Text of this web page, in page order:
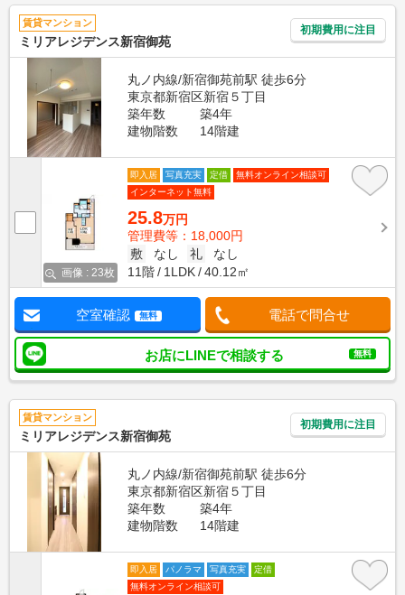
賃貸マンション
ミリアレジデンス新宿御苑
初期費用に注目
丸ノ内線/新宿御苑前駅 徒歩6分
東京都新宿区新宿５丁目
築年数
築4年
建物階数
14階建
画像 : 23枚
即入居 写真充実 定借
無料オンライン相談可
インターネット無料
25.8万円
管理費等：18,000円
敷
なし 礼
なし
11階
1LDK 40.12㎡
空室確認 無料 電話で問合せ
お店にLINEで相談する 無料
賃貸マンション
ミリアレジデンス新宿御苑
初期費用に注目
丸ノ内線/新宿御苑前駅 徒歩6分
東京都新宿区新宿５丁目
築年数
築4年
建物階数
14階建
即入居 パノラマ 写真充実
定借
無料オンライン相談可